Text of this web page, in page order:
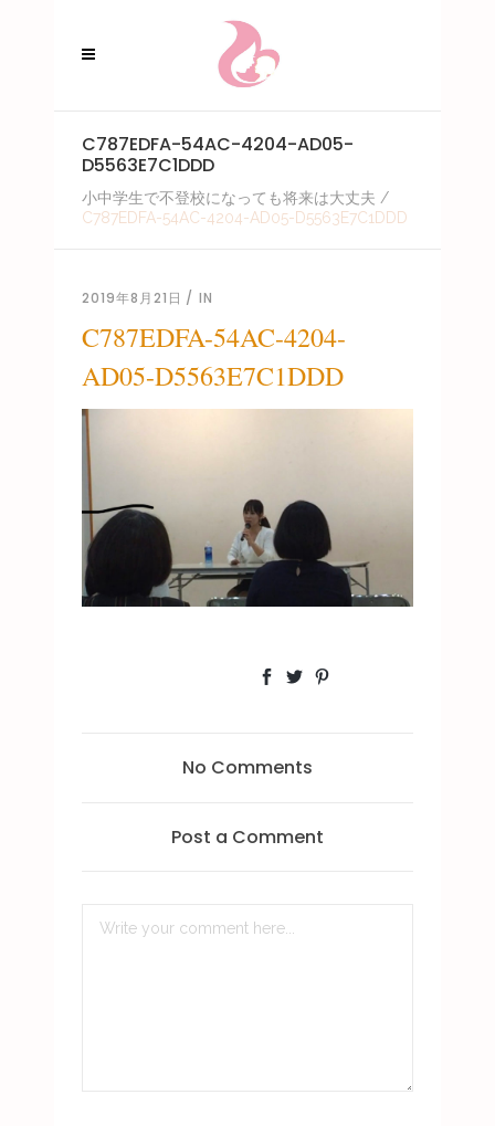
C787EDFA-54AC-4204-AD05-
D5563E7C1DDD
小中学生で不登校になっても将来は大丈夫 /
C787EDFA-54AC-4204-AD05-D5563E7C1DDD
2019年8月21日 IN
C787EDFA-54AC-4204-
AD05-D5563E7C1DDD
No Comments
Post a Comment